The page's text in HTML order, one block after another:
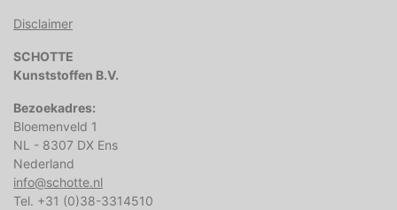
Disclaimer
SCHOTTE
Kunststoffen B.V.
Bezoekadres:
Bloemenveld 1
NL - 8307 DX Ens
Nederland
info@schotte.nl
Tel. +31 (0)38-3314510